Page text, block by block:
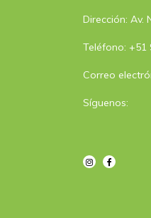
Dirección: Av.
Teléfono: +51
Correo
Síguenos: